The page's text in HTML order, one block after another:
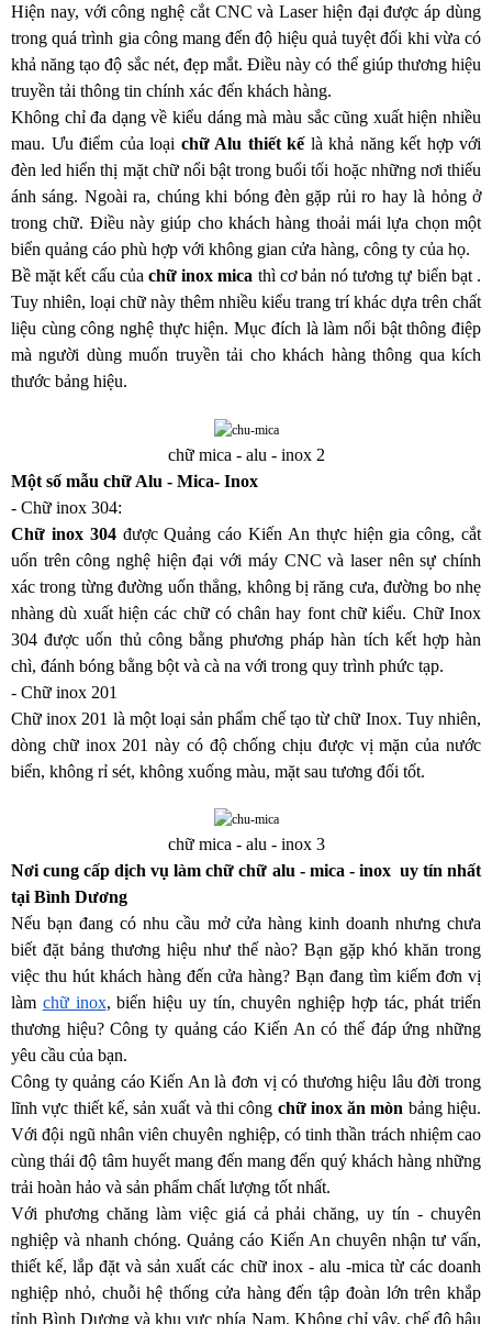
Hiện nay, với công nghệ cắt CNC và Laser hiện đại được áp dùng
trong quá trình gia công mang đến độ hiệu quả tuyệt đối khi vừa có
khả năng tạo độ sắc nét, đẹp mắt. Điều này có thể giúp thương hiệu
truyền tải thông tin chính xác đến khách hàng.
Không chỉ đa dạng về kiểu dáng mà màu sắc cũng xuất hiện nhiều
mau. Ưu điểm của loại chữ Alu thiết kế là khả năng kết hợp với
đèn led hiển thị mặt chữ nổi bật trong buổi tối hoặc những nơi thiếu
ánh sáng. Ngoài ra, chúng khi bóng đèn gặp rủi ro hay là hỏng ở
trong chữ. Điều này giúp cho khách hàng thoải mái lựa chọn một
biển quảng cáo phù hợp với không gian cửa hàng, công ty của họ.
Bề mặt kết cấu của chữ inox mica thì cơ bản nó tương tự biển bạt .
Tuy nhiên, loại chữ này thêm nhiều kiểu trang trí khác dựa trên chất
liệu cùng công nghệ thực hiện. Mục đích là làm nổi bật thông điệp
mà người dùng muốn truyền tải cho khách hàng thông qua kích
thước bảng hiệu.
chữ mica - alu - inox 2
Một số mẫu chữ Alu - Mica- Inox
- Chữ inox 304:
Chữ inox 304 được Quảng cáo Kiến An thực hiện gia công, cắt
uốn trên công nghệ hiện đại với máy CNC và laser nên sự chính
xác trong từng đường uốn thẳng, không bị răng cưa, đường bo nhẹ
nhàng dù xuất hiện các chữ có chân hay font chữ kiểu. Chữ Inox
304 được uốn thủ công bằng phương pháp hàn tích kết hợp hàn
chì, đánh bóng bằng bột và cà na với trong quy trình phức tạp.
- Chữ inox 201
Chữ inox 201 là một loại sản phẩm chế tạo từ chữ Inox. Tuy nhiên,
dòng chữ inox 201 này có độ chống chịu được vị mặn của nước
biển, không rỉ sét, không xuống màu, mặt sau tương đối tốt.
chữ mica - alu - inox 3
Nơi cung cấp dịch vụ làm chữ chữ alu - mica - inox  uy tín nhất
tại Bình Dương
Nếu bạn đang có nhu cầu mở cửa hàng kinh doanh nhưng chưa
biết đặt bảng thương hiệu như thế nào? Bạn gặp khó khăn trong
việc thu hút khách hàng đến cửa hàng? Bạn đang tìm kiếm đơn vị
làm chữ inox, biển hiệu uy tín, chuyên nghiệp hợp tác, phát triển
thương hiệu? Công ty quảng cáo Kiến An có thể đáp ứng những
yêu cầu của bạn.
Công ty quảng cáo Kiến An là đơn vị có thương hiệu lâu đời trong
lĩnh vực thiết kế, sản xuất và thi công chữ inox ăn mòn bảng hiệu.
Với đội ngũ nhân viên chuyên nghiệp, có tinh thần trách nhiệm cao
cùng thái độ tâm huyết mang đến mang đến quý khách hàng những
trải hoàn hảo và sản phẩm chất lượng tốt nhất.
Với phương chăng làm việc giá cả phải chăng, uy tín - chuyên
nghiệp và nhanh chóng. Quảng cáo Kiến An chuyên nhận tư vấn,
thiết kế, lắp đặt và sản xuất các chữ inox - alu -mica từ các doanh
nghiệp nhỏ, chuỗi hệ thống cửa hàng đến tập đoàn lớn trên khắp
tỉnh Bình Dương và khu vực phía Nam. Không chỉ vậy, chế độ hậu